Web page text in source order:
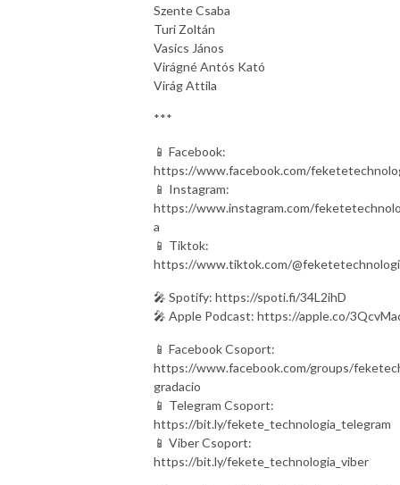
Szente Csaba
Turi Zoltán
Vasics János
Virágné Antós Kató
Virág Attila
***
📱 Facebook:
https://www.facebook.com/
📱 Instagram:
https://www.instagram.com/
a
📱 Tiktok:
https://www.tiktok.com/
🎤 Spotify: https://spoti.fi/34L2ihD
🎤 Apple Podcast: https://apple.co/
📱 Facebook Csoport:
https://www.facebook.com/groups/
gradacio
📱 Telegram Csoport:
https://bit.ly/fekete_technologia_telegram
📱 Viber Csoport:
https://bit.ly/fekete_technologia_viber